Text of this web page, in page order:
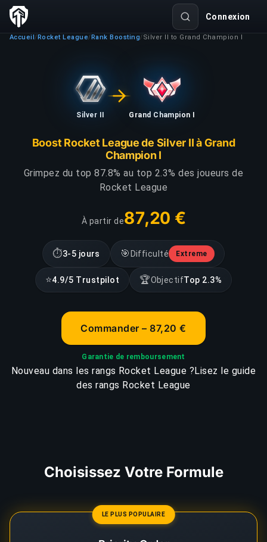
Connexion
Accueil/Rocket League/Rank Boosting/Silver II to Grand Champion I
Silver II Grand Champion I
Boost Rocket League de Silver II à Grand
Champion I
Grimpez du top 87.8% au top 2.3% des joueurs de
Rocket League
À partir de87,20 €
⏱3-5 jours 🎯 Difficulté Extreme
⭐4.9/5 Trustpilot 🏆ObjectifTop 2.3%
Commander – 87,20 €
Garantie de remboursement
Nouveau dans les rangs Rocket League ?Lisez le guide
des rangs Rocket League
Choisissez Votre Formule
LE PLUS POPULAIRE